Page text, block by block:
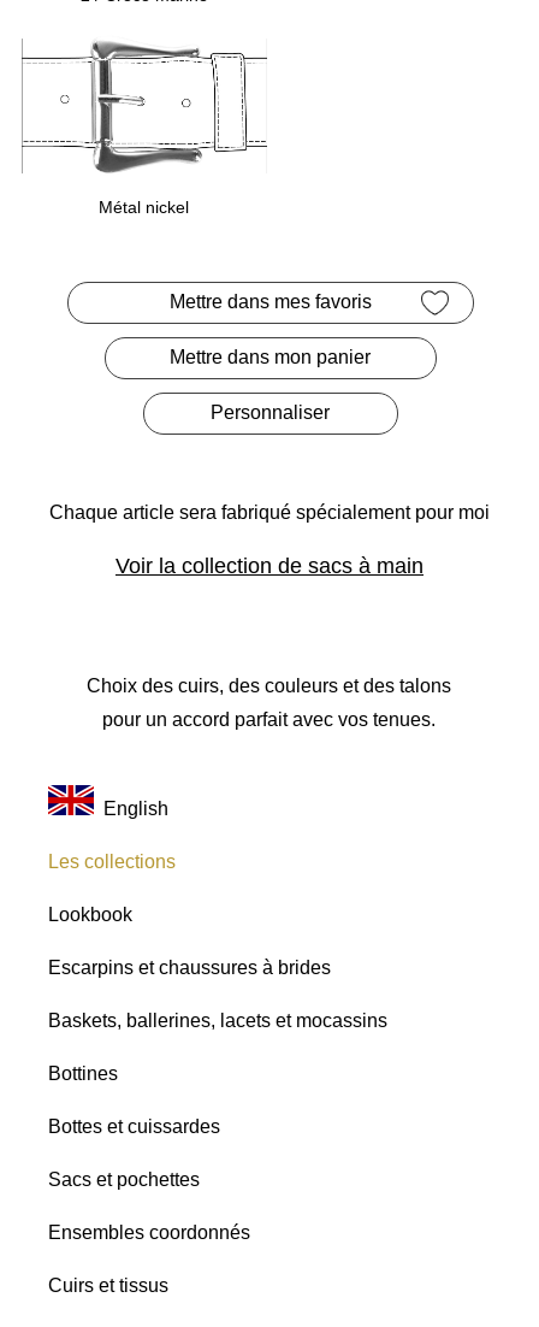
Métal nickel
Mettre dans mes favoris
Mettre dans mon panier
Personnaliser
Chaque article sera fabriqué spécialement pour moi
Voir la collection de sacs à main
Choix des cuirs, des couleurs et des talons
pour un accord parfait avec vos tenues.
English
Les collections
Lookbook
Escarpins et chaussures à brides
Baskets, ballerines, lacets et mocassins
Bottines
Bottes et cuissardes
Sacs et pochettes
Ensembles coordonnés
Cuirs et tissus